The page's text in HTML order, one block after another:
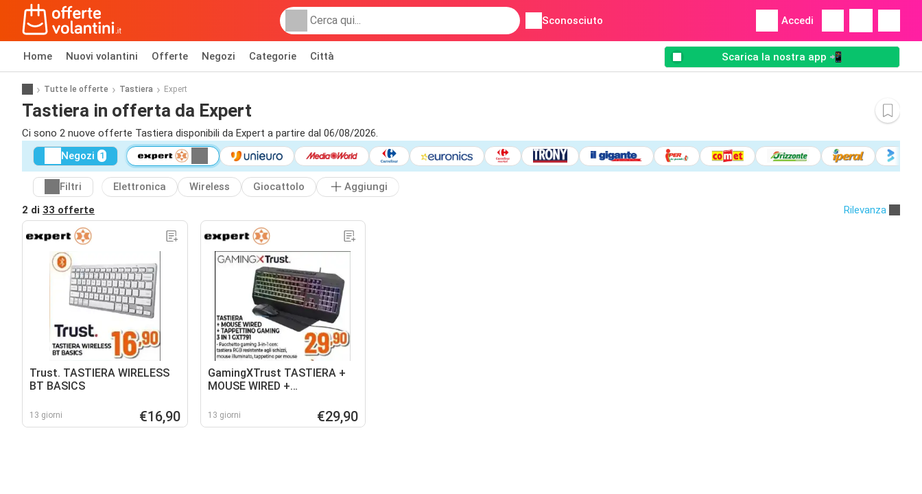
Sconosciuto Accedi
Home Nuovi volantini Offerte Negozi Categorie Città Scarica la nostra app 📲
Tutte le offerte Tastiera Expert
Tastiera in offerta da Expert
Ci sono 2 nuove offerte Tastiera disponibili da Expert a partire dal 06/08/2026.
Negozi 1
Filtri Elettronica Wireless Giocattolo
Aggiungi
2 di 33 offerte Rilevanza
Trust. TASTIERA WIRELESS
BT BASICS
13 giorni €16,90
GamingXTrust TASTIERA +
MOUSE WIRED +
GXT791
13 giorni €29,90